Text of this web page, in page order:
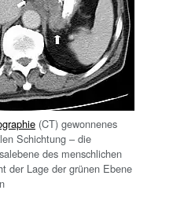
(CT) gewonnenes
Schichtung – die
des menschlichen
der Lage der grünen Ebene